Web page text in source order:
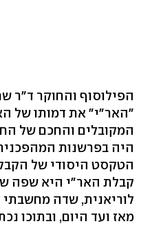
הפילוסוף והחוקר ד"ר
"האר"י" את דמותו של
המקובלים והחכם של
היה בפרשנות
קבלת האר"י היא שפה
לוריאנית, שדה
מאז ועד היום, ובתוכו